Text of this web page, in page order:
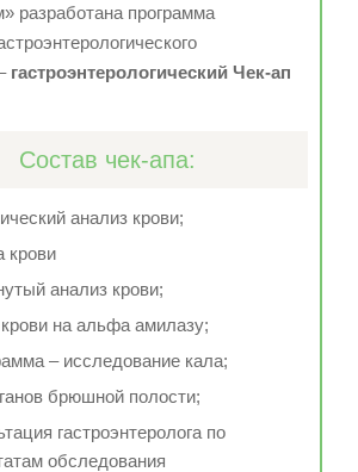
разработана программа
гастроэнтерологический Чек-ап
Состав чек-апа:
анализ крови;
крови
анализ крови;
на альфа амилазу;
– исследование кала;
брюшной полости;
гастроэнтеролога по
обследования